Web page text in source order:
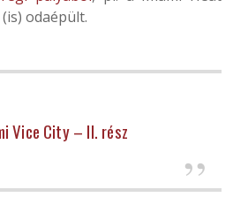
odaépült.
Vice City – II. rész